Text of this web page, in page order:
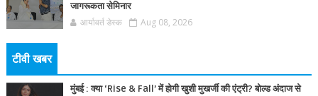
जागरूकता सेमिनार
आर्यावर्त डेस्क Aug 08, 2026
टीवी खबर
मुंबई : क्या ‘Rise & Fall’ में होगी खुशी मुखर्जी की एंट्री? बोल्ड अंदाज से